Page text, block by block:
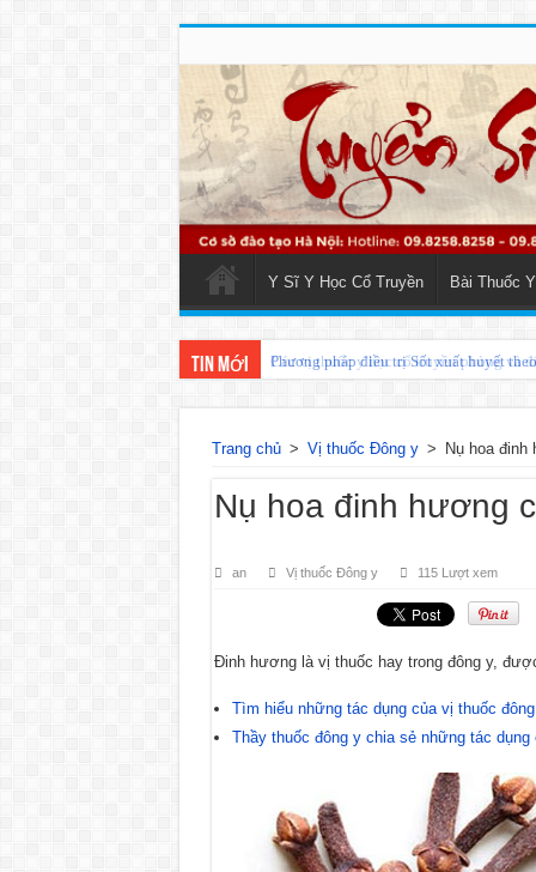
Y Sĩ Y Học Cổ Truyền Bài Thuốc
Tin mới Phương pháp điều trị Sốt xuất huyết
Trang chủ > Vị thuốc Đông y > Nụ hoa
Nụ hoa đinh hương
an Vị thuốc Đông y 115 Lượt xem
Đinh hương là vị thuốc hay trong đông y,
Tìm hiểu những tác dụng của vị thuốc
Thầy thuốc đông y chia sẻ những tác